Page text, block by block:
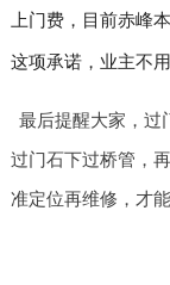
上门费，目前赤峰
这项承诺，业主不
最后提醒大家，过
过门石下过桥管，
准定位再维修，才